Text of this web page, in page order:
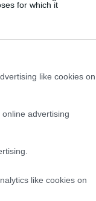
for which it
like cookies on
advertising
like cookies on